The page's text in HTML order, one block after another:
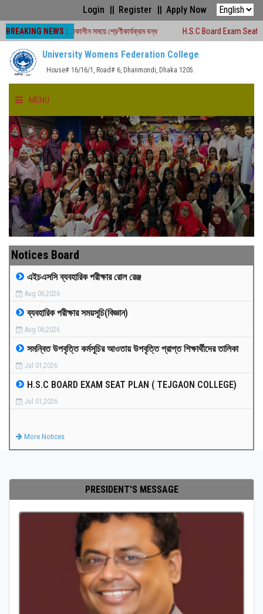
Login Register Apply Now
BREAKING NEWS :
-২০২৬ চলাকালীন সময়ে শ্রেণীকার্যক্রম বন্ধ H.S.C Board Exam Seat Plan (
University Womens Federation College
House# 16/16/1, Road# 6, Dhanmondi, Dhaka 1205.
MENU
HOME
ABOUT US
FACULTIES
ACADEMICS
GALLERY
MEDIA
PAYMENT
CO-CURRICULUM
RESULTS
Notices Board
এইচএসসি ব্যবহারিক পরীক্ষার রোল রেঞ্জ
Aug 06,2026
ব্যবহারিক পরীক্ষার সময়সূচি(বিজ্ঞান)
Aug 06,2026
সমন্বিত উপবৃত্তি কর্মসূচির আওতায় উপবৃত্তি প্রাপ্ত শিক্ষার্থীদের তালিকা
Jul 01,2026
H.S.C BOARD EXAM SEAT PLAN ( TEJGAON COLLEGE)
Jul 01,2026
More Notices
PRESIDENT'S MESSAGE